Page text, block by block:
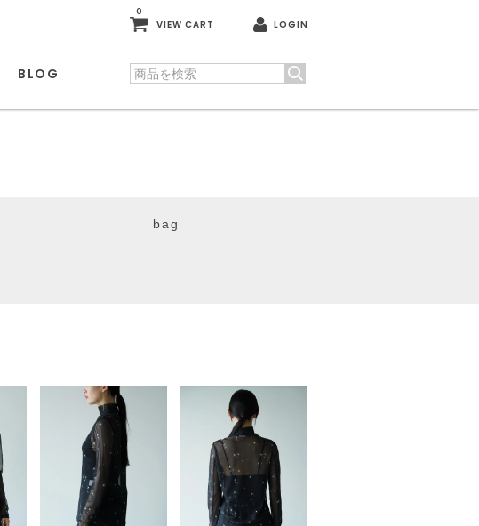
0
VIEW CART LOGIN
BLOG
bag